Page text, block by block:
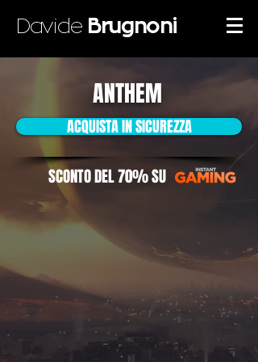
Davide Brugnoni
ANTHEM
ACQUISTA IN SICUREZZA
SCONTO DEL 70% SU